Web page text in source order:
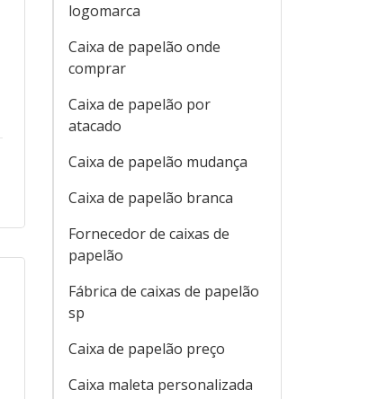
logomarca
Caixa de papelão onde
comprar
Caixa de papelão por
atacado
Caixa de papelão mudança
Caixa de papelão branca
Fornecedor de caixas de
papelão
Fábrica de caixas de papelão
sp
Caixa de papelão preço
Caixa maleta personalizada